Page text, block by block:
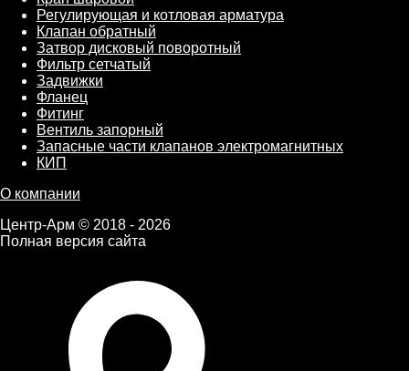
Регулирующая и котловая арматура
Клапан обратный
Затвор дисковый поворотный
Фильтр сетчатый
Задвижки
Фланец
Фитинг
Вентиль запорный
Запасные части клапанов электромагнитных
КИП
О компании
Центр-Арм © 2018 - 2026
Полная версия сайта